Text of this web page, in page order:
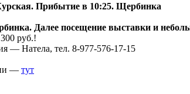
Прибытие в 10:25. Щербинка
Далее посещение выставки и
руб.!
— Натела, тел. 8-977-576-17-15
— тут